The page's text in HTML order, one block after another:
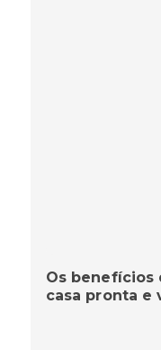
Os benefícios
casa pronta e